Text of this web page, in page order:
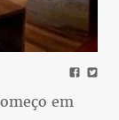
em